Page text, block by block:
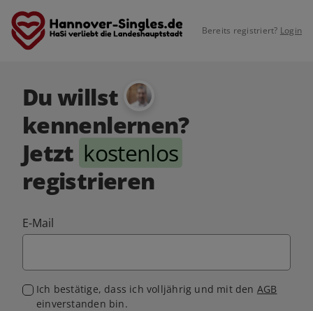
Bereits registriert? Login
Du willst
kennenlernen?
Jetzt kostenlos
registrieren
E-Mail
Ich bestätige, dass ich volljährig und mit den AGB
einverstanden bin.